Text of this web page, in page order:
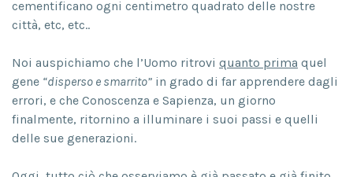
cementificano ogni centimetro quadrato delle nostre
città, etc, etc..
Noi auspichiamo che l’Uomo ritrovi quanto prima quel
gene “disperso e smarrito” in grado di far apprendere dagli
errori, e che Conoscenza e Sapienza, un giorno
finalmente, ritornino a illuminare i suoi passi e quelli
delle sue generazioni.